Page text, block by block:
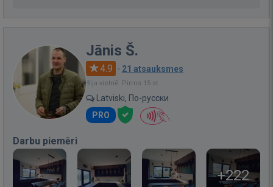
Jānis Š.
4.9 · 21 atsauksmes
Bija vietnē: Pirms 15 st.
Latviski, По-русски
PRO
Darbu piemēri
+222